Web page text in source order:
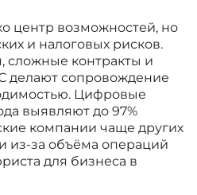
центр возможностей, но
и налоговых рисков.
сложные контракты и
делают сопровождение
Цифровые
выявляют до 97%
компании чаще других
из-за объёма операций
для бизнеса в